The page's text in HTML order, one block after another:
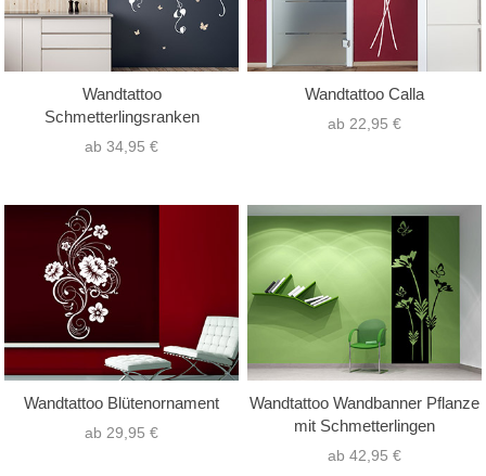
Wandtattoo
Schmetterlingsranken
ab 34,95 €
Wandtattoo Calla
ab 22,95 €
Wandtattoo Blütenornament
ab 29,95 €
Wandtattoo Wandbanner Pflanze
mit Schmetterlingen
ab 42,95 €